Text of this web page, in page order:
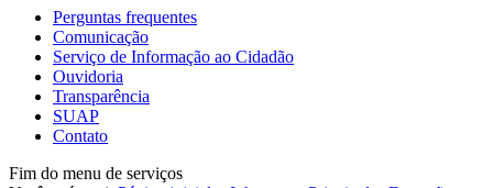
Perguntas frequentes
Comunicação
Serviço de Informação ao Cidadão
Ouvidoria
Transparência
SUAP
Contato
Fim do menu de serviços